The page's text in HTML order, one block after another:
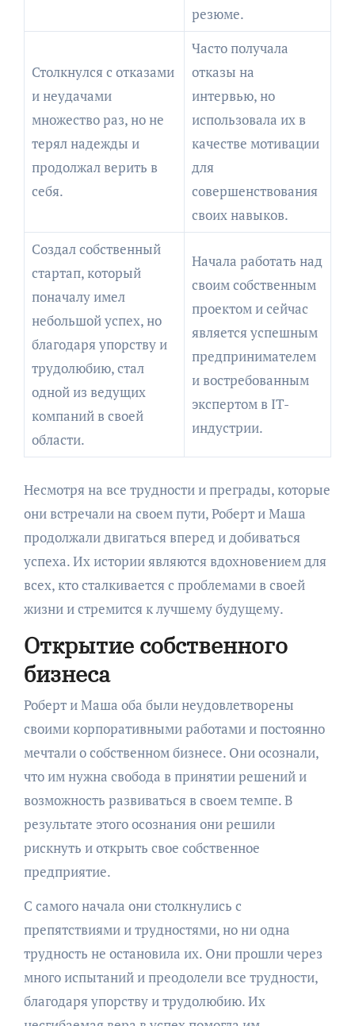
резюме.
Столкнулся с отказами
и неудачами
множество раз, но не
терял надежды и
продолжал верить в
себя.
Часто получала
отказы на
интервью, но
использовала их в
качестве мотивации
для
совершенствования
своих навыков.
Создал собственный
стартап, который
поначалу имел
небольшой успех, но
благодаря упорству и
трудолюбию, стал
одной из ведущих
компаний в своей
области.
Начала работать над
своим собственным
проектом и сейчас
является успешным
предпринимателем
и востребованным
экспертом в IT-
индустрии.
Несмотря на все трудности и преграды, которые
они встречали на своем пути, Роберт и Маша
продолжали двигаться вперед и добиваться
успеха. Их истории являются вдохновением для
всех, кто сталкивается с проблемами в своей
жизни и стремится к лучшему будущему.
Открытие собственного
бизнеса
Роберт и Маша оба были неудовлетворены
своими корпоративными работами и постоянно
мечтали о собственном бизнесе. Они осознали,
что им нужна свобода в принятии решений и
возможность развиваться в своем темпе. В
результате этого осознания они решили
рискнуть и открыть свое собственное
предприятие.
С самого начала они столкнулись с
препятствиями и трудностями, но ни одна
трудность не остановила их. Они прошли через
много испытаний и преодолели все трудности,
благодаря упорству и трудолюбию. Их